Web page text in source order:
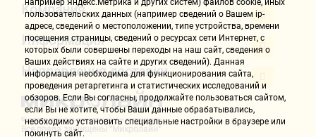
Компания
Информация
Направления доставки
Все права защищены "Микролайн"
например Яндекс.Метрика и других систем) файлов cookie, иных
пользовательских данных (например сведений о Вашем ip-
адресе, сведений о местоположении, типе устройства, времени
посещения страницы, сведений о ресурсах сети Интернет, с
которых были совершены переходы на наш сайт, сведения о
Ваших действиях на сайте и других сведений). Данная
информация необходима для функционирования сайта,
проведения ретаргетинга и статистических исследований и
обзоров. Если Вы согласны, продолжайте пользоваться сайтом,
если Вы не хотите, чтобы Ваши данные обрабатывались,
необходимо установить специальные настройки в браузере или
покинуть сайт.